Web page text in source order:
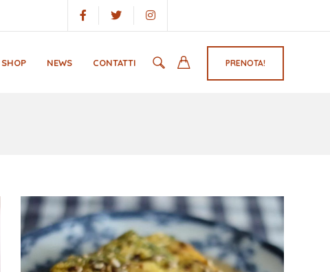
SHOP NEWS CONTATTI PRENOTA!